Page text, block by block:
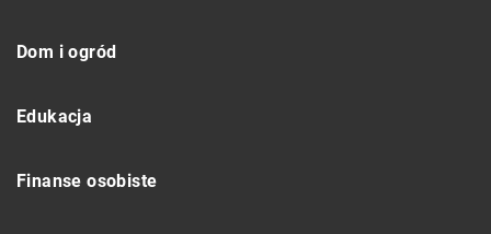
Dom i ogród
Edukacja
Finanse osobiste